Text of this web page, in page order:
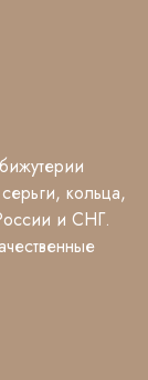
кольца,
и СНГ.